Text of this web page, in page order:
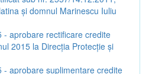
și domnul Marinescu Iuliu
- aprobare rectificare credite
2015 la Direcția Protecție și
- aprobare suplimentare credite